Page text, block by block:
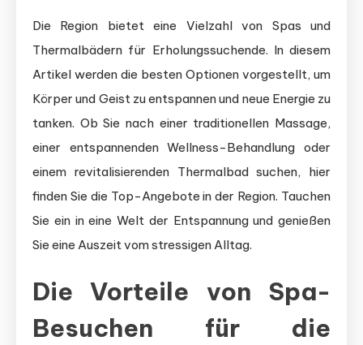
Die Region bietet eine Vielzahl von Spas und
Thermalbädern für Erholungssuchende. In diesem
Artikel werden die besten Optionen vorgestellt, um
Körper und Geist zu entspannen und neue Energie zu
tanken. Ob Sie nach einer traditionellen Massage,
einer entspannenden Wellness-Behandlung oder
einem revitalisierenden Thermalbad suchen, hier
finden Sie die Top-Angebote in der Region. Tauchen
Sie ein in eine Welt der Entspannung und genießen
Sie eine Auszeit vom stressigen Alltag.
Die Vorteile von Spa-
Besuchen für die